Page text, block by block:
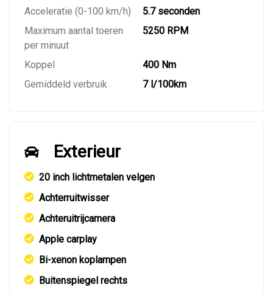
Acceleratie (0-100 km/h)
5.7 seconden
Maximum aantal toeren
per minuut
5250 RPM
Koppel
400 Nm
Gemiddeld verbruik
7 l/100km
Exterieur
20 inch lichtmetalen velgen
Achterruitwisser
Achteruitrijcamera
Apple carplay
Bi-xenon koplampen
Buitenspiegel rechts